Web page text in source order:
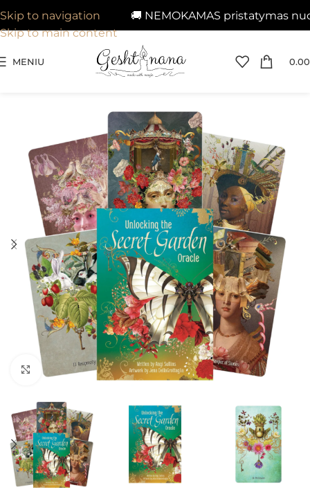
🚚 NEMOKAMAS pristatymas nuo
Skip to navigation
Skip to main content
MENIU 0.00
Spustelėkite, kad padidintumėte